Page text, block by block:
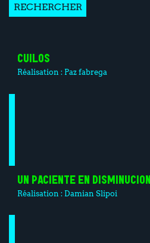
RECHERCHER
CUILOS
Réalisation : Paz fabrega
UN PACIENTE EN DISMINUCION
Réalisation : Damian Slipoi